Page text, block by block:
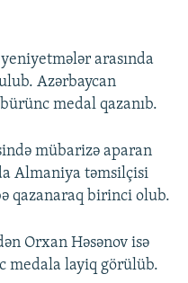
arasında
Azərbaycan
bürünc medal qazanıb.
mübarizə aparan
Almaniya təmsilçisi
qazanaraq birinci olub.
Orxan Həsənov isə
medala layiq görülüb.